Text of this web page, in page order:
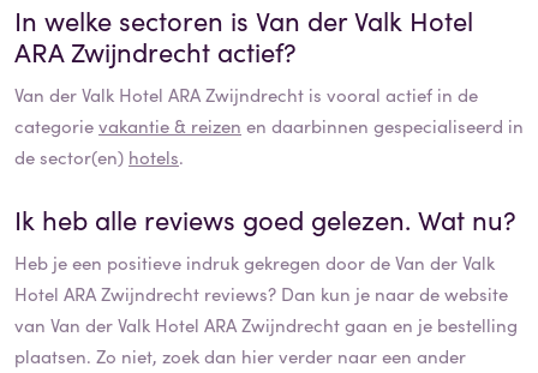
In welke sectoren is Van der Valk Hotel
ARA Zwijndrecht actief?
Van der Valk Hotel ARA Zwijndrecht is vooral actief in de
categorievakantie & reizen en daarbinnen gespecialiseerd in
de sector(en) hotels.
Ik heb alle reviews goed gelezen. Wat nu?
Heb je een positieve indruk gekregen door deVan der Valk
Hotel ARA Zwijndrecht reviews? Dan kun je naar de website
van Van der Valk Hotel ARA Zwijndrechtgaan en je bestelling
plaatsen. Zo niet, zoek dan hier verder naar een ander